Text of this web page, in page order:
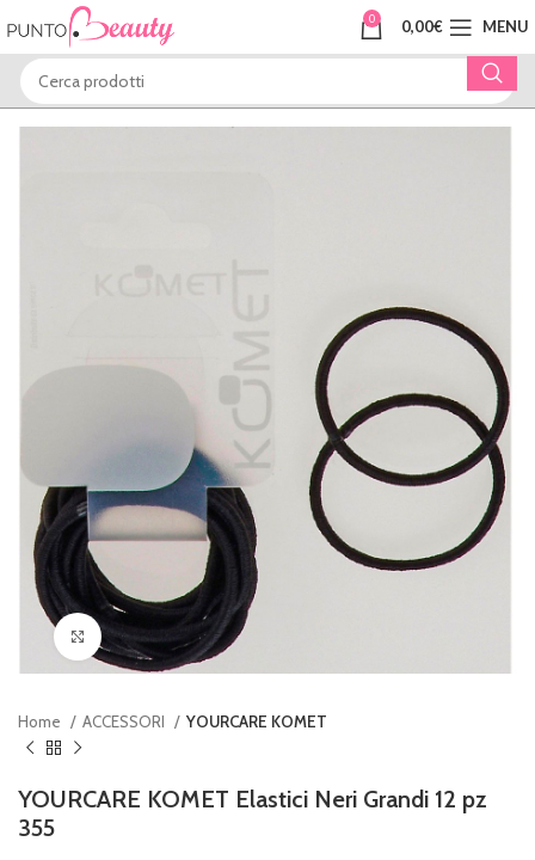
0 0,00€ MENU
Clicca per ingrandire
Home ACCESSORI YOURCARE KOMET
YOURCARE KOMET Elastici Neri Grandi 12 pz
355